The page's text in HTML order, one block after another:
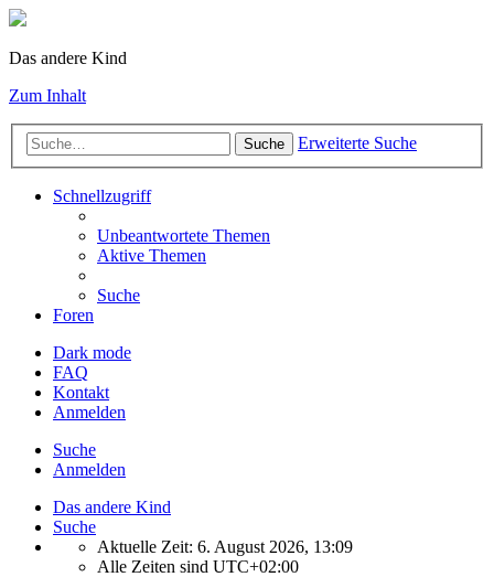
Das andere Kind
Zum Inhalt
Suche Erweiterte Suche
Schnellzugriff
Unbeantwortete Themen
Aktive Themen
Suche
Foren
Dark mode
FAQ
Kontakt
Anmelden
Suche
Anmelden
Das andere Kind
Suche
Aktuelle Zeit: 6. August 2026, 13:09
Alle Zeiten sind UTC+02:00